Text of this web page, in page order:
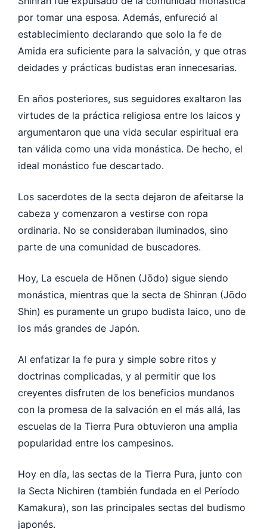
por tomar una esposa. Además, enfureció al
establecimiento declarando que solo la fe de
Amida era suficiente para la salvación, y que otras
deidades y prácticas budistas eran innecesarias.
En años posteriores, sus seguidores exaltaron las
virtudes de la práctica religiosa entre los laicos y
argumentaron que una vida secular espiritual era
tan válida como una vida monástica. De hecho, el
ideal monástico fue descartado.
Los sacerdotes de la secta dejaron de afeitarse la
cabeza y comenzaron a vestirse con ropa
ordinaria. No se consideraban iluminados, sino
parte de una comunidad de buscadores.
Hoy, La escuela de Hōnen (Jōdo) sigue siendo
monástica, mientras que la secta de Shinran (Jōdo
Shin) es puramente un grupo budista laico, uno de
los más grandes de Japón.
Al enfatizar la fe pura y simple sobre ritos y
doctrinas complicadas, y al permitir que los
creyentes disfruten de los beneficios mundanos
con la promesa de la salvación en el más allá, las
escuelas de la Tierra Pura obtuvieron una amplia
popularidad entre los campesinos.
Hoy en día, las sectas de la Tierra Pura, junto con
la Secta Nichiren (también fundada en el Período
Kamakura), son las principales sectas del budismo
japonés.